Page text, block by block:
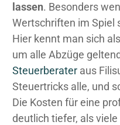
lassen. Besonders
Wertschriften im Spiel
Hier kennt man sich
um alle Abzüge
Steuerberater aus
Steuertricks alle, und
Die Kosten für eine
deutlich tiefer, als